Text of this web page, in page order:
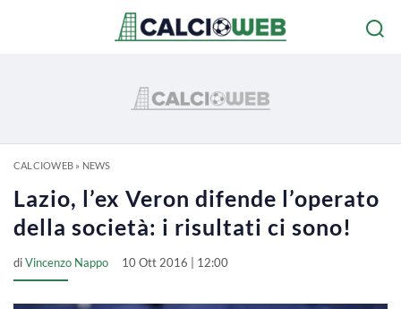
CALCIOWEB» NEWS
Lazio, l’ex Veron difende l’operato
della società: i risultati ci sono!
diVincenzo Nappo 10 Ott 2016 | 12:00